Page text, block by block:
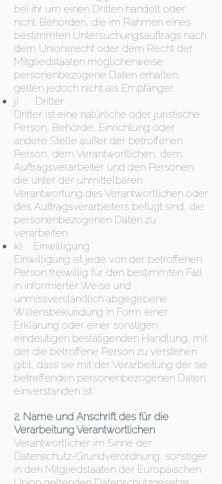
bei ihr um einen Dritten handelt oder
nicht. Behörden, die im Rahmen eines
bestimmten Untersuchungsauftrags nach
dem Unionsrecht oder dem Recht der
Mitgliedstaaten möglicherweise
personenbezogene Daten erhalten,
gelten jedoch nicht als Empfänger.
j) Dritter
Dritter ist eine natürliche oder juristische
Person, Behörde, Einrichtung oder
andere Stelle außer der betroffenen
Person, dem Verantwortlichen, dem
Auftragsverarbeiter und den Personen,
die unter der unmittelbaren
Verantwortung des Verantwortlichen oder
des Auftragsverarbeiters befugt sind, die
personenbezogenen Daten zu
verarbeiten.
k) Einwilligung
Einwilligung ist jede von der betroffenen
Person freiwillig für den bestimmten Fall
in informierter Weise und
unmissverständlich abgegebene
Willensbekundung in Form einer
Erklärung oder einer sonstigen
eindeutigen bestätigenden Handlung, mit
der die betroffene Person zu verstehen
gibt, dass sie mit der Verarbeitung der sie
betreffenden personenbezogenen Daten
einverstanden ist.
2. Name und Anschrift des für die
Verarbeitung Verantwortlichen
Verantwortlicher im Sinne der
Datenschutz-Grundverordnung, sonstiger
in den Mitgliedstaaten der Europäischen